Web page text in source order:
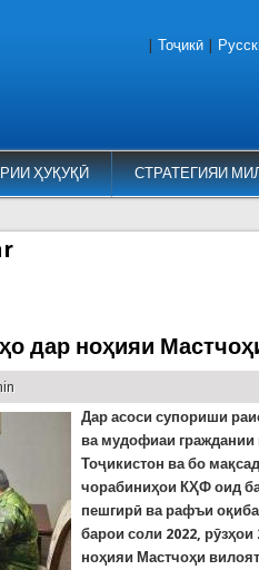
ҲУҚУҚӢ СТРАТЕГИЯИ
Тоҷикӣ
дар ноҳияи
Дар асоси супориши
ва мудофиаи граждании
Тоҷикистон ва бо
чорабиниҳои КҲФ оид
пешгирӣ ва рафъи
барои соли 2022,рӯзҳои
ноҳияи Мастчоҳи